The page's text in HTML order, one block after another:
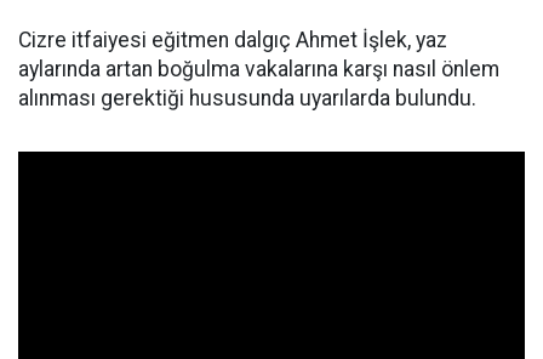
Cizre itfaiyesi eğitmen dalgıç Ahmet İşlek, yaz
aylarında artan boğulma vakalarına karşı nasıl önlem
alınması gerektiği hususunda uyarılarda bulundu.